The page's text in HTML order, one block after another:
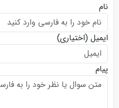
نام
ایمیل (اختیاری)
پیام